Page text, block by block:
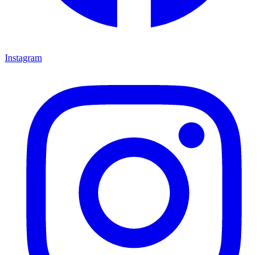
Instagram